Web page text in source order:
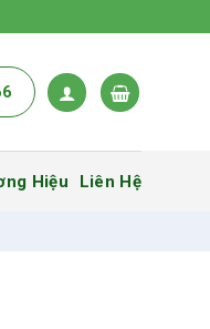
Hiệu Liên Hệ